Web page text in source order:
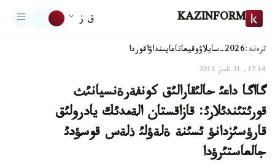
KAZINFORM ق ز
ترەند:2026-سايلاۋ وقيعاتاعايىنداۋاقوردا
17:14, 31 تامىز 2011
گااگا داعئ حالئقارالئق كونفةرةنسيانئث
قورئتئندئلارئ: قازاقستان الةمدئك يادرولئق
قارؤسئزدانؤ ئسئنة ةلةؤلئ ذلةس قوسؤدئ
جالعاستئرؤدا